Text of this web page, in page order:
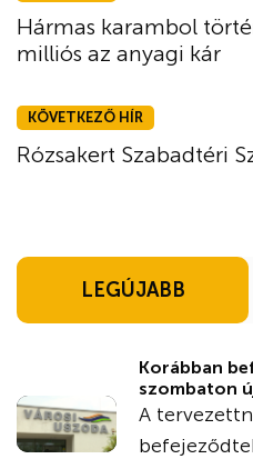
Hármas karambol
milliós az anyagi kár
KÖVETKEZŐ HÍR
Rózsakert Szabadtéri
LEGÚJABB
Korábban
szombaton
A